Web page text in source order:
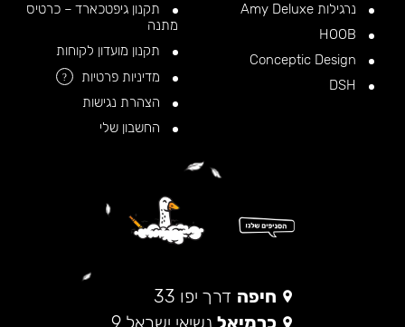
נרגילות Amy Deluxe
תקנון גיפטכארד – כרטיס
מתנה
תקנון מועדון לקוחות
מדיניות פרטיות
?
הצהרת נגישות
החשבון שלי
חיפה דרך יפו 33
כרמיאל נשיאי ישראל 9